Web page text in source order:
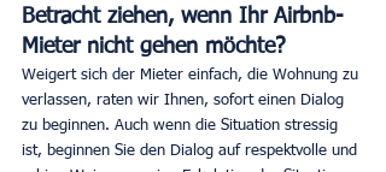
Betracht ziehen, wenn Ihr Airbnb-
Mieter nicht gehen möchte?
Weigert sich der Mieter einfach, die Wohnung zu
verlassen, raten wir Ihnen, sofort einen Dialog
zu beginnen. Auch wenn die Situation stressig
ist, beginnen Sie den Dialog auf respektvolle und